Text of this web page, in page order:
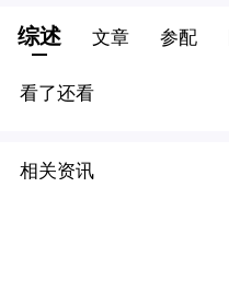
综述 文章 参配
看了还看
相关资讯